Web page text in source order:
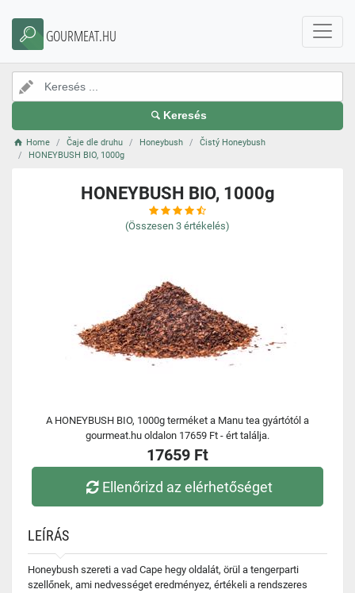
GOURMEAT.HU
Keresés
Home Čaje dle druhu Honeybush
Čistý Honeybush
HONEYBUSH BIO, 1000g
HONEYBUSH BIO, 1000g
(Összesen 3 értékelés)
A HONEYBUSH BIO, 1000g terméket a Manu tea gyártótól a
gourmeat.hu oldalon 17659 Ft - ért találja.
17659 Ft
Ellenőrizd az elérhetőséget
LEÍRÁS
Honeybush szereti a vad Cape hegy oldalát, örül a tengerparti
szellőnek, ami nedvességet eredményez, értékeli a rendszeres